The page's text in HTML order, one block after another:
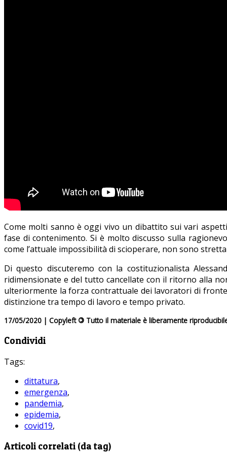
Come molti sanno è oggi vivo un dibattito sui vari
fase di contenimento. Si è molto discusso sulla
come l’attuale impossibilità di scioperare, non sono
Di questo discuteremo con la costituzionalista
ridimensionate e del tutto cancellate con il ritorno alla
ulteriormente la forza contrattuale dei lavoratori di
distinzione tra tempo di lavoro e tempo privato.
17/05/2020 | Copyleft © Tutto il materiale è liberamente
Condividi
Tags:
dittatura,
emergenza,
pandemia,
epidemia,
covid19,
Articoli correlati (da tag)